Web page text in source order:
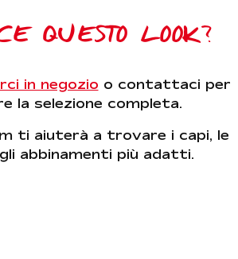
QUESTO LOOK?
in negozio o contattaci per
la selezione completa.
ti aiuterà a trovare i capi, le
abbinamenti più adatti.